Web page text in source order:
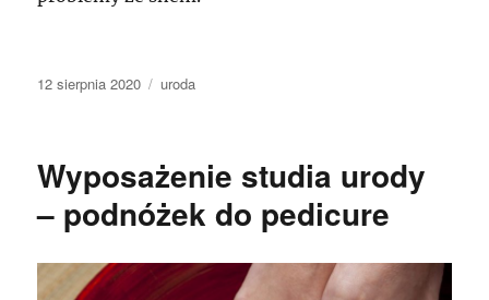
Data
12 sierpnia 2020 Kategorie
uroda
Wyposażenie studia urody
– podnóżek do pedicure